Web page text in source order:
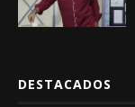
DESTACADOS